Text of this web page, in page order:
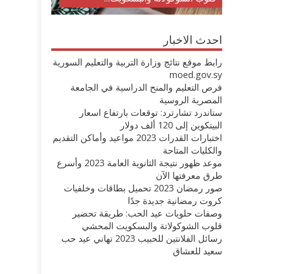
احدث الاخبار
رابط موقع نتائج وزارة التربية والتعليم السورية
moed.gov.sy
فرص التعليم والمنح الدراسية في الجامعة
المصرية الروسية
ستاندرد تشارترد: توقعات بارتفاع اسعار
البيتكوين إلى 120 ألف دولار
اختبارات القدرات 2023 مواعيد وأماكن التقديم
والكليات المتاحة
موعد ظهور نتيجة الثانوية العامة 2023 وأسرع
طرق معرفتها الآن
صور رمضان 2023 تحميل بطاقات وخلفيات
كروت رمضانية جديدة جدًا
وصفات حلويات عيد الحب: طريقة تحضير
قلوب الشوكولاتة والبسكويت المحشي
رسائل الفلانتين للحبيب 2023 تهاني عيد حب
سعيد للعشاق